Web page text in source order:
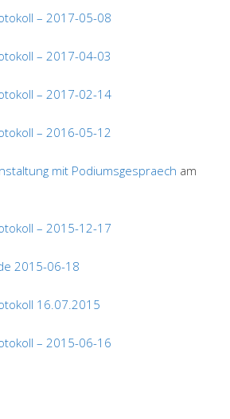
– 2017-05-08
– 2017-04-03
– 2017-02-14
– 2016-05-12
mit Podiumsgespraech am
– 2015-12-17
2015-06-18
16.07.2015
– 2015-06-16